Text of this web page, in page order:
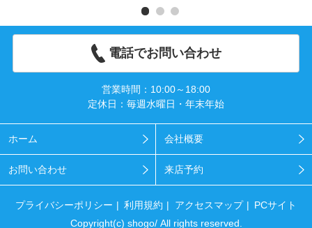
電話でお問い合わせ
営業時間：10:00～18:00
定休日：毎週水曜日・年末年始
ホーム 会社概要
お問い合わせ 来店予約
プライバシーポリシー 利用規約 アクセスマップ
PCサイト
Copyright(c) shogo/ All rights reserved.